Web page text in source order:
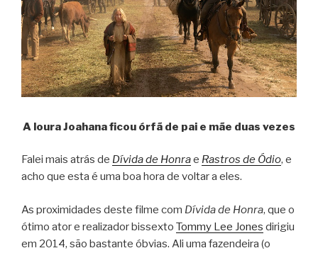
A loura Joahana ficou órfã de pai e mãe duas vezes
Falei mais atrás de Dívida de Honrae Rastros de Ódio, e
acho que esta é uma boa hora de voltar a eles.
As proximidades deste filme com Dívida de Honra, que o
ótimo ator e realizador bissexto Tommy Lee Jones dirigiu
em 2014, são bastante óbvias. Ali uma fazendeira (o